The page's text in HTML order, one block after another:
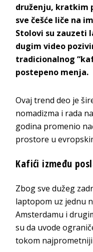
druženju, kratkim
sve češće liče na
Stolovi su zauzeti
dugim video
tradicionalnog
postepeno menja.
Ovaj trend deo je
nomadizma i rada
godina promenio
prostore u
Kafići između
Zbog sve dužeg
laptopom uz jednu
Amsterdamu i
su da uvode
tokom